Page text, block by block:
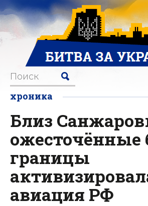
хроника
Близ
ожесточённые
границы
авиация РФ